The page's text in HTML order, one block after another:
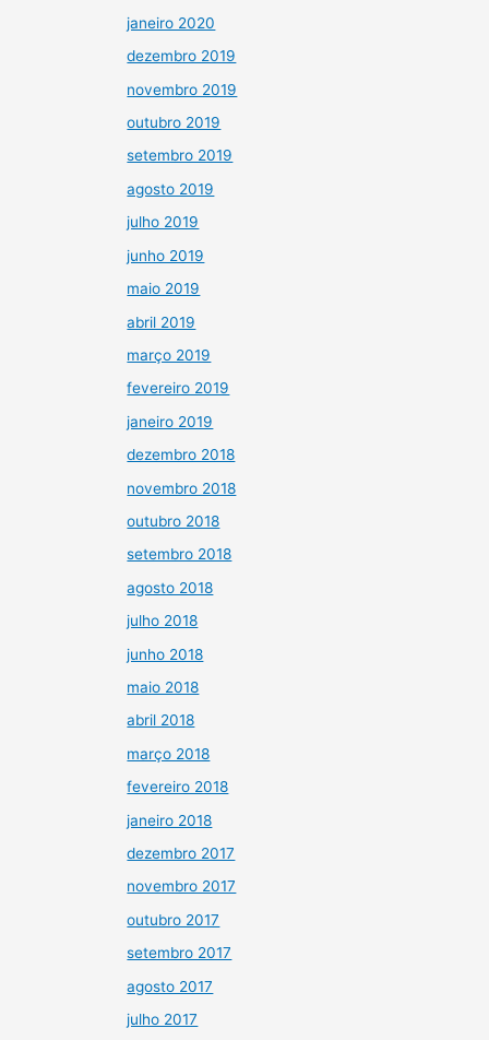
janeiro 2020
dezembro 2019
novembro 2019
outubro 2019
setembro 2019
agosto 2019
julho 2019
junho 2019
maio 2019
abril 2019
março 2019
fevereiro 2019
janeiro 2019
dezembro 2018
novembro 2018
outubro 2018
setembro 2018
agosto 2018
julho 2018
junho 2018
maio 2018
abril 2018
março 2018
fevereiro 2018
janeiro 2018
dezembro 2017
novembro 2017
outubro 2017
setembro 2017
agosto 2017
julho 2017